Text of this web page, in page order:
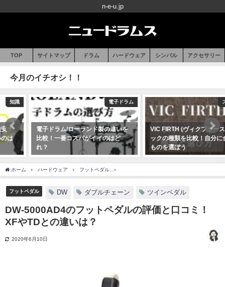
n-e-u.jp
TOP サイトマップ ドラム ハードウェア シンバル アクセサリー
今月のイチオシ！！
電子ドラム/ローランド製の違いを
比較！一番コスパがイイのはど
れ？
スティック
VIC FIRTH (ヴィクファース)スティ
ックの種類を比較！自分に合った
ものを選ぼう
ホーム ハードウェア フットペダル
フットペダル DW ダブルチェーン ツインペダル
DW-5000AD4のフットペダルの評価と口コミ！
XFやTDとの違いは？
2020年6月10日